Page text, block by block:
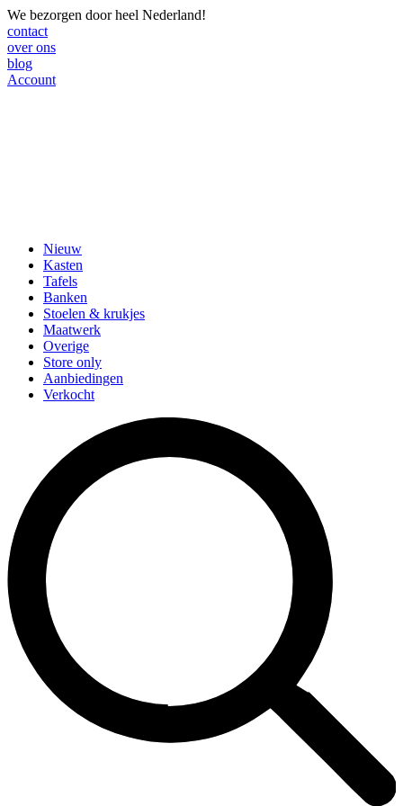
We bezorgen door heel Nederland!
contact
over ons
blog
Account
Nieuw
Kasten
Tafels
Banken
Stoelen & krukjes
Maatwerk
Overige
Store only
Aanbiedingen
Verkocht